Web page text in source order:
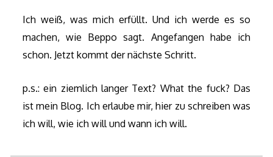
Ich weiß, was mich erfüllt. Und ich werde es so
machen, wie Beppo sagt. Angefangen habe ich
schon. Jetzt kommt der nächste Schritt.
p.s.: ein ziemlich langer Text? What the fuck? Das
ist mein Blog. Ich erlaube mir, hier zu schreiben was
ich will, wie ich will und wann ich will.